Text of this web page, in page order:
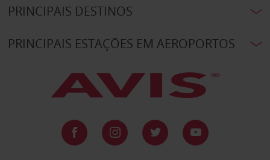
PRINCIPAIS DESTINOS
PRINCIPAIS ESTAÇÕES EM AEROPORTOS